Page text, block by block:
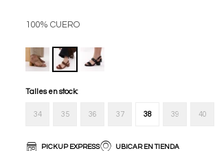
100% CUERO
Talles en stock:
34 35 36 37 38 39 40
PICKUP EXPRESS UBICAR EN TIENDA